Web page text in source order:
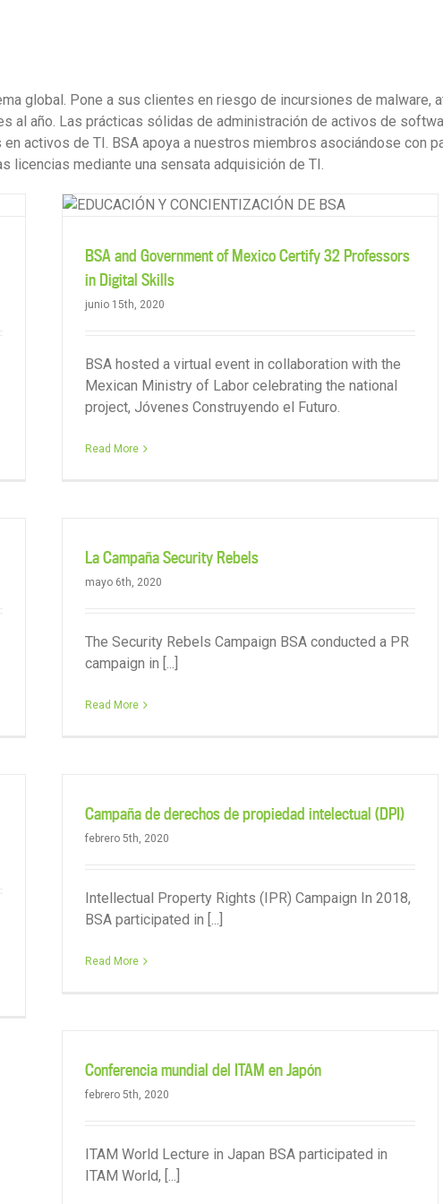
global. Pone a sus clientes en riesgo de incursiones de malware,
al año. Las prácticas sólidas de administración de activos de
activos de TI. BSA apoya a nuestros miembros asociándose con
licencias mediante una sensata adquisición de TI.
BSA and Government of Mexico Certify 32 Professors
in Digital Skills
junio 15th, 2020
BSA hosted a virtual event in collaboration with the
Mexican Ministry of Labor celebrating the national
project, Jóvenes Construyendo el Futuro.
Read More
La Campaña Security Rebels
mayo 6th, 2020
The Security Rebels Campaign BSA conducted a PR
campaign in [...]
Read More
Campaña de derechos de propiedad intelectual (DPI)
febrero 5th, 2020
Intellectual Property Rights (IPR) Campaign In 2018,
BSA participated in [...]
Read More
Conferencia mundial del ITAM en Japón
febrero 5th, 2020
ITAM World Lecture in Japan BSA participated in
ITAM World, [...]